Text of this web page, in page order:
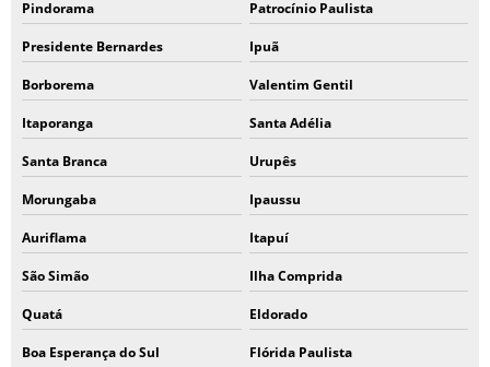
Pindorama Patrocínio Paulista
Presidente Bernardes Ipuã
Borborema Valentim Gentil
Itaporanga Santa Adélia
Santa Branca Urupês
Morungaba Ipaussu
Auriflama Itapuí
São Simão Ilha Comprida
Quatá Eldorado
Boa Esperança do Sul Flórida Paulista